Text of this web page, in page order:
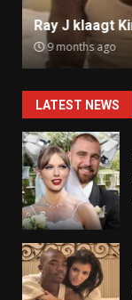
Ray J klaagt
9 months ago
LATEST NEWS